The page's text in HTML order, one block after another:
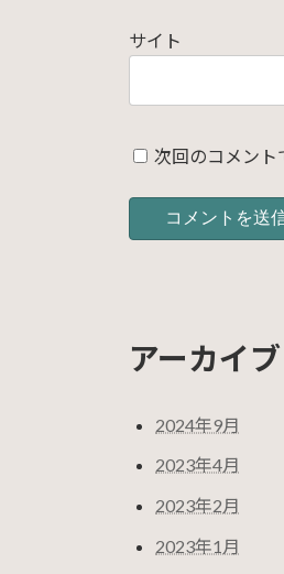
サイト
次回のコメント
アーカイブ
2024年9月
2023年4月
2023年2月
2023年1月